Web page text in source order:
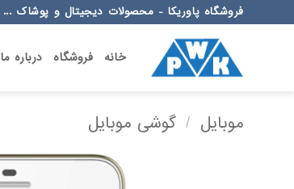
to
فروشگاه پاوریکا - محصولات دیجیتال و پوشاک ...
خانه فروشگاه درباره ما
موبایل / گوشی موبایل